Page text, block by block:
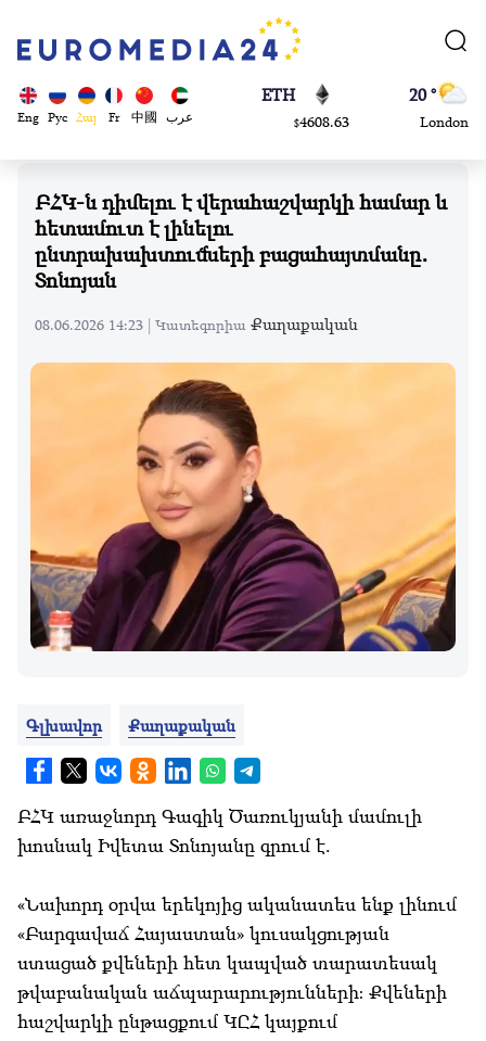
Eng Рус Հայ Fr 中國 عرب
ADA
ETH
$4608.63
20 °
London
23 °
16 °
ԲՀԿ-ն դիմելու է վերահաշվարկի համար և
հետամուտ է լինելու
ընտրախախտումների բացահայտմանը․
Տոնոյան
08.06.2026 14:23 | Կատեգորիա Քաղաքական
Գլխավոր Քաղաքական
ԲՀԿ առաջնորդ Գագիկ Ծառուկյանի մամուլի
խոսնակ Իվետա Տոնոյանը գրում է.
«Նախորդ օրվա երեկոյից ականատես ենք լինում
«Բարգավաճ Հայաստան» կուսակցության
ստացած քվեների հետ կապված տարատեսակ
թվաբանական աճպարարությունների։ Քվեների
հաշվարկի ընթացքում ԿԸՀ կայքում